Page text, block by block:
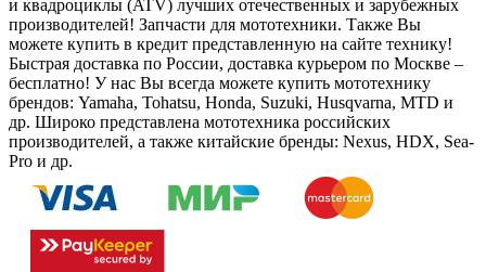
и квадроциклы (ATV) лучших отечественных и зарубежных
производителей! Запчасти для мототехники. Также Вы
можете купить в кредит представленную на сайте технику!
Быстрая доставка по России, доставка курьером по Москве –
бесплатно! У нас Вы всегда можете купить мототехнику
брендов: Yamaha, Tohatsu, Honda, Suzuki, Husqvarna, MTD и
др. Широко представлена мототехника российских
производителей, а также китайские бренды: Nexus, HDX, Sea-
Pro и др.